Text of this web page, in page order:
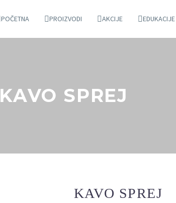
POČETNA PROIZVODI AKCIJE EDUKACIJE
KAVO SPREJ
KAVO SPREJ